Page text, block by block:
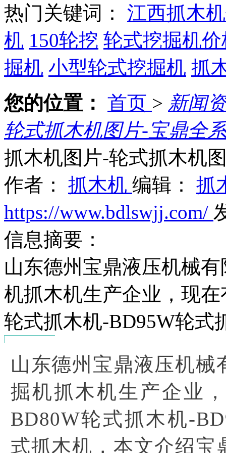
热门关键词： 江西抓木
机 150轮挖 轮式挖掘机
掘机 小型轮式挖掘机 抓
您的位置： 首页 > 新闻
轮式抓木机图片-宝鼎全
抓木机图片-轮式抓木机
作者： 抓木机 编辑： 抓
https://www.bdlswjj.com/
信息摘要：
山东德州宝鼎液压机械
机抓木机生产企业，现
轮式抓木机-BD95W轮
山东德州宝鼎液压机
掘机抓木机生产企业
BD80W轮式抓木机-
式抓木机，本文介绍宝